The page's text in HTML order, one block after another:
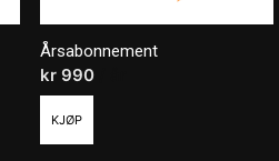
Årsabonnement
kr990
KJØP